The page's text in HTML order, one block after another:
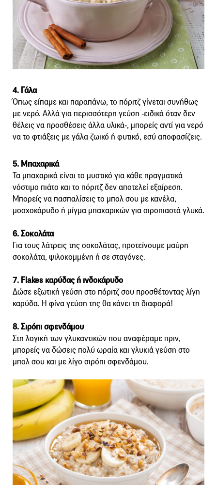
4. Γάλα
Όπως είπαμε και παραπάνω, το πόριτζ γίνεται συνήθως
με νερό. Αλλά για περισσότερη γεύση -ειδικά όταν δεν
θέλεις να προσθέσεις άλλα υλικά-, μπορείς αντί για νερό
να το φτιάξεις με γάλα ζωικό ή φυτικό, εσύ αποφασίζεις.
5. Μπαχαρικά
Τα μπαχαρικά είναι το μυστικό για κάθε πραγματικά
νόστιμο πιάτο και το πόριτζ δεν αποτελεί εξαίρεση.
Μπορείς να πασπαλίσεις το μπολ σου με κανέλα,
μοσχοκάρυδο ή μίγμα μπαχαρικών για σιροπιαστά γλυκά.
6. Σοκολάτα
Για τους λάτρεις της σοκολάτας, προτείνουμε μαύρη
σοκολάτα, ψιλοκομμένη ή σε σταγόνες.
7. Flakes καρύδας ή ινδοκάρυδο
Δώσε εξωτική γεύση στο πόριτζ σου προσθέτοντας λίγη
καρύδα. Η φίνα γεύση της θα κάνει τη διαφορά!
8. Σιρόπι σφενδάμου
Στη λογική των γλυκαντικών που αναφέραμε πριν,
μπορείς να δώσεις πολύ ωραία και γλυκιά γεύση στο
μπολ σου και με λίγο σιρόπι σφενδάμου.